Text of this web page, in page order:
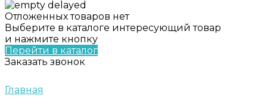
Отложенных товаров нет
Выберите в каталоге интересующий товар
и нажмите кнопку
Перейти в каталог
Заказать звонок
Главная